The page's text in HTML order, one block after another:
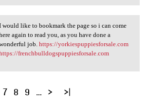
like to bookmark the
would like to bookmark the page so i can come
again to read you, as you have done a
job.https://yorkiespuppiesforsale.com
frenchbulldogspuppiesforsale.com
7 8 9 …